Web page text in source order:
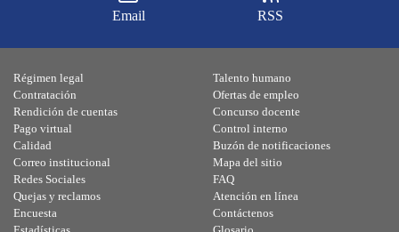
Email RSS
Régimen legal
Contratación
Rendición de cuentas
Pago virtual
Calidad
Talento humano
Ofertas de empleo
Concurso docente
Control interno
Buzón de notificaciones
Correo institucional
Redes Sociales
Quejas y reclamos
Encuesta
Mapa del sitio
FAQ
Atención en línea
Contáctenos